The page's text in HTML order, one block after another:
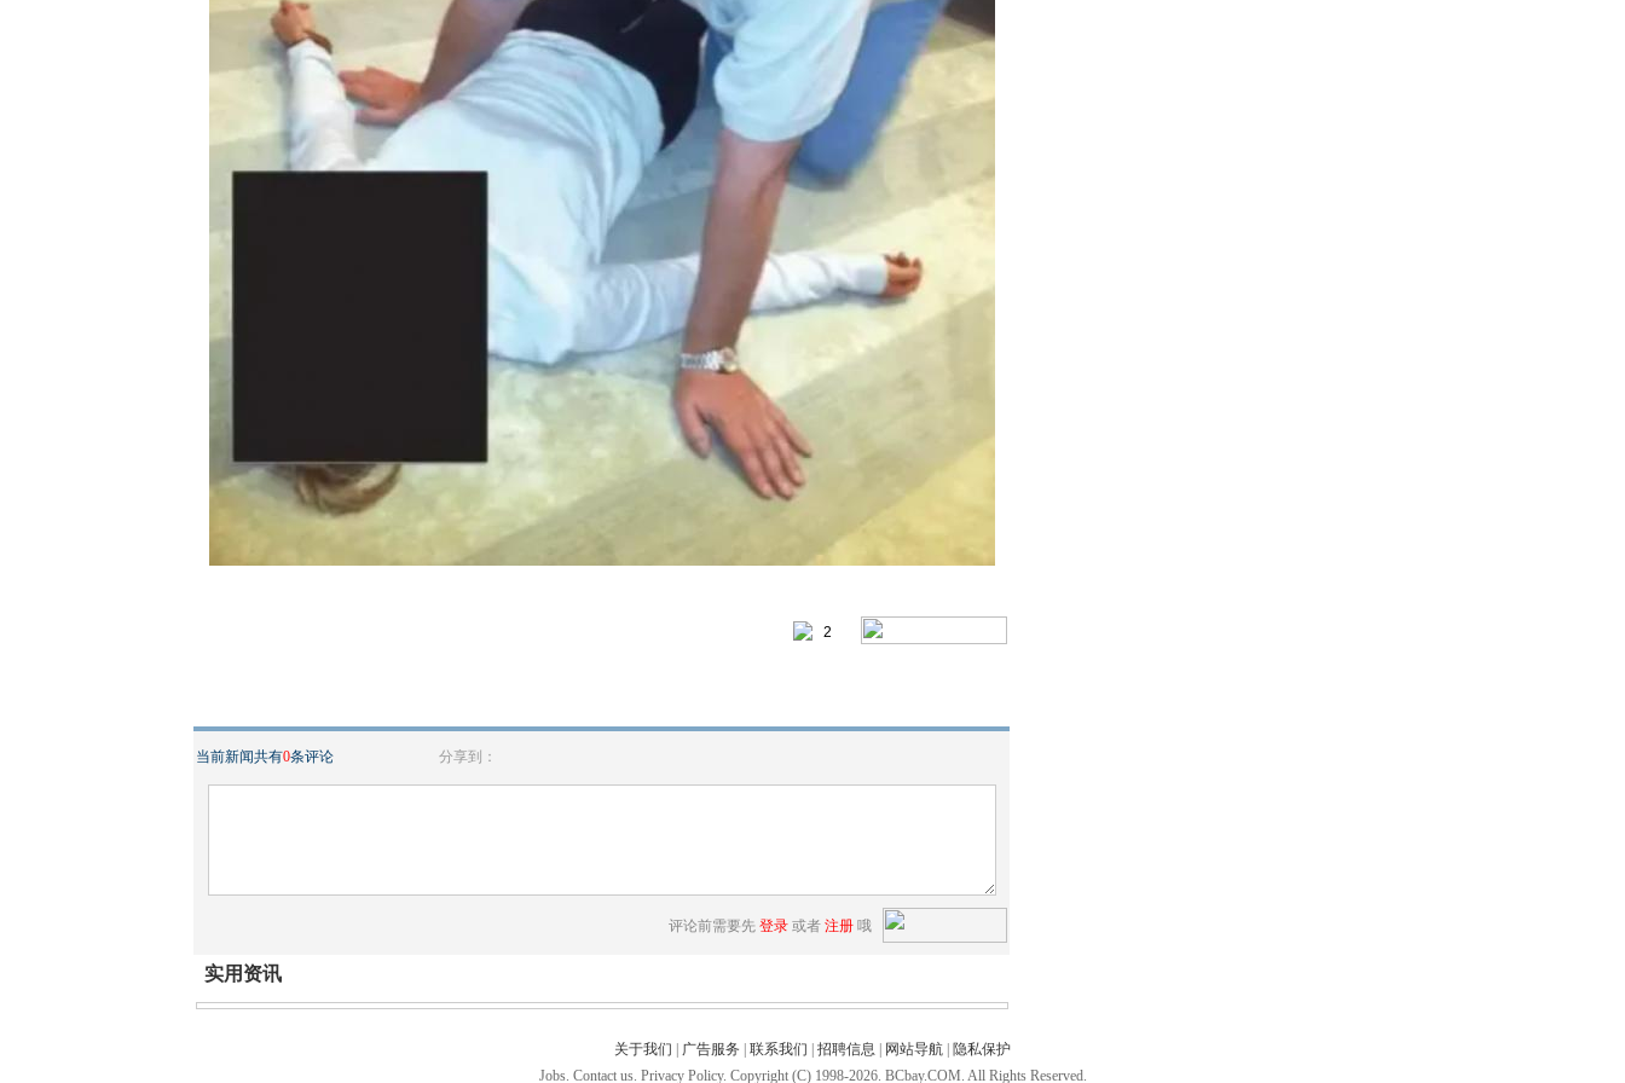
2
当前新闻共有0条评论 分享到：
评论前需要先 登录 或者 注册 哦
实用资讯
关于我们 广告服务 联系我们 招聘信息 网站导航
隐私保护
Jobs. Contact us. Privacy Policy. Copyright (C) 1998-2026. BCbay.COM. All Rights Reserved.